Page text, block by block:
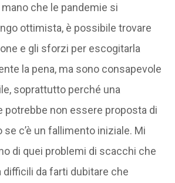
che le pandemie si
ottimista, è possibile trovare
e gli sforzi per escogitarla
la pena, ma sono consapevole
soprattutto perché una
potrebbe non essere proposta di
se c’è un fallimento iniziale. Mi
di quei problemi di scacchi che
difficili da farti dubitare che